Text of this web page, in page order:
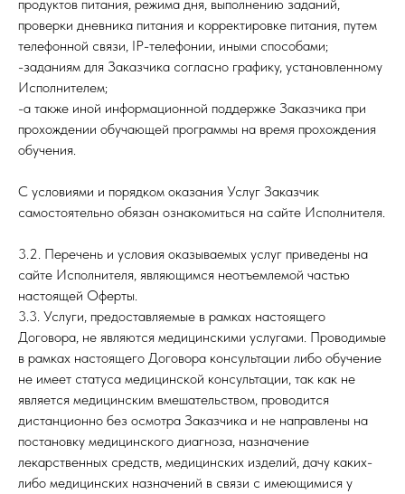
продуктов питания, режима дня, выполнению заданий,
проверки дневника питания и корректировке питания, путем
телефонной связи, IP-телефонии, иными способами;
-заданиям для Заказчика согласно графику, установленному
Исполнителем;
-а также иной информационной поддержке Заказчика при
прохождении обучающей программы на время прохождения
обучения.
С условиями и порядком оказания Услуг Заказчик
самостоятельно обязан ознакомиться на сайте Исполнителя.
3.2. Перечень и условия оказываемых услуг приведены на
сайте Исполнителя, являющимся неотъемлемой частью
настоящей Оферты.
3.3. Услуги, предоставляемые в рамках настоящего
Договора, не являются медицинскими услугами. Проводимые
в рамках настоящего Договора консультации либо обучение
не имеет статуса медицинской консультации, так как не
является медицинским вмешательством, проводится
дистанционно без осмотра Заказчика и не направлены на
постановку медицинского диагноза, назначение
лекарственных средств, медицинских изделий, дачу каких-
либо медицинских назначений в связи с имеющимися у